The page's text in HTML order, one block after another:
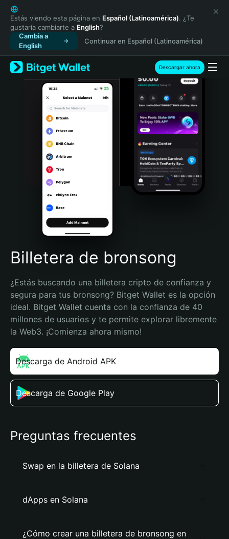
English
日本語
Tiếng Việt
Русский
Español (Latinoamérica)
Türkçe
Italiano
Português (Portugal)
Bahasa Indonesia
Português (Brasil)
Español (Argentina)
Estás viendo esta página en Español (Latinoamérica). ¿Te
gustaría cambiarte a English?
Cambia a
English
Continuar en Español (Latinoamérica)
Descargar ahora
Billetera de bronsong
¿Estás buscando una billetera cripto de confianza y
segura para tus bronsong? Bitget Wallet es la opción
ideal. Bitget Wallet cuenta con la confianza de 40
millones de usuarios y te permite explorar libremente
la Web3. ¡Comienza ahora mismo!
Descarga de Android APK
Descarga de Google Play
Preguntas frecuentes
Swap en la billetera de Solana
dApps en Solana
¿Cómo crear una billetera de bronsong en